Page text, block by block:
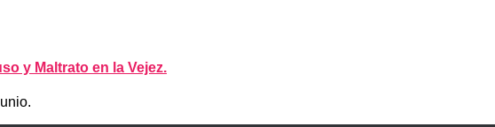
y Maltrato en la Vejez.